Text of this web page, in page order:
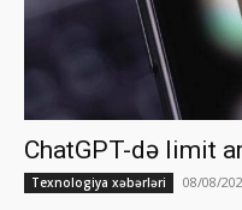
ChatGPT-də limit
Texnologiya xəbərləri 08/08/